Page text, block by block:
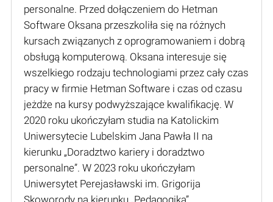
personalne. Przed dołączeniem do Hetman
Software Oksana przeszkoliła się na różnych
kursach związanych z oprogramowaniem i dobrą
obsługą komputerową. Oksana interesuje się
wszelkiego rodzaju technologiami przez cały czas
pracy w firmie Hetman Software i czas od czasu
jeżdże na kursy podwyższające kwalifikację. W
2020 roku ukończyłam studia na Katolickim
Uniwersytecie Lubelskim Jana Pawła II na
kierunku „Doradztwo kariery i doradztwo
personalne”. W 2023 roku ukończyłam
Uniwersytet Perejasławski im. Grigorija
Skoworody na kierunku „Pedagogika”